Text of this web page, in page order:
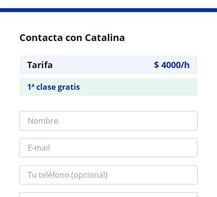
Contacta con Catalina
Tarifa $ 4000/h
1ª clase gratis